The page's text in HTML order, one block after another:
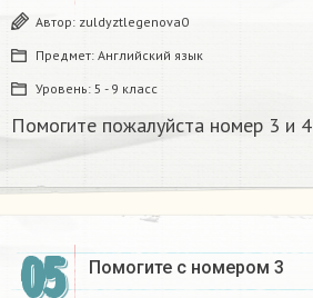
Автор: zuldyztlegenova0
Предмет: Английский язык
Уровень: 5 - 9 класс
Помогите пожалуйста номер 3 и 4
05 Помогите с номером 3